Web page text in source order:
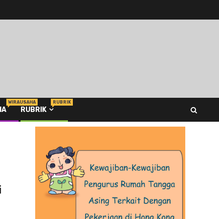
WIRAUSAHA
RUBRIK
RUBRIK